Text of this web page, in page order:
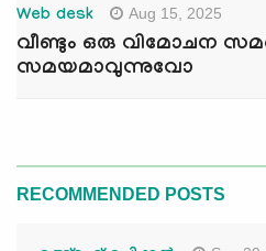
Web desk Aug 15, 2025
വീണ്ടും ഒരു വിമോചന
സമയമാവുന്നുവോ
RECOMMENDED POSTS